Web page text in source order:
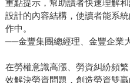
重點提示，幫助讀者快速理解
設計的內容結構，使讀者能系
作中。
──金豐集團總經理、金豐企業
在勞權意識高漲、勞資糾紛頻
效解決勞資問題，創造勞資雙